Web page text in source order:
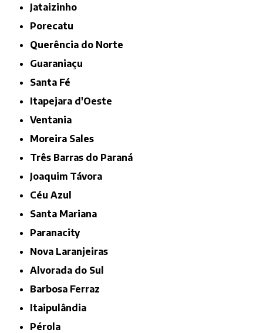
Jataizinho
Porecatu
Querência do Norte
Guaraniaçu
Santa Fé
Itapejara d'Oeste
Ventania
Moreira Sales
Três Barras do Paraná
Joaquim Távora
Céu Azul
Santa Mariana
Paranacity
Nova Laranjeiras
Alvorada do Sul
Barbosa Ferraz
Itaipulândia
Pérola